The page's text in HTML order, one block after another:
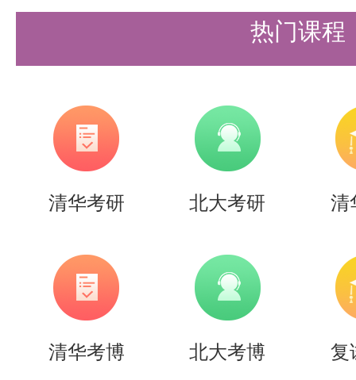
的电磁场计算提供有力支持。
解时谐电磁波的复数表示方法，
坡印廷矢量的物理意义。平面波
中的应用，电磁波在介质界面反
偶极辐射、天线辐射等电磁波辐
需要深入理解和掌握的内容。这
热门课程
清华考研 北大考研 清
清华考博 北大考博 复